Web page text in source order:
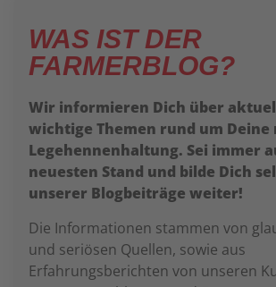
WAS IST DER
FARMERBLOG?
Wir informieren Dich über
wichtige Themen rund um Deine
Legehennenhaltung. Sei immer
neuesten Stand und bilde Dich
unserer Blogbeiträge weiter!
Die Informationen stammen von
und seriösen Quellen, sowie aus
Erfahrungsberichten von unseren